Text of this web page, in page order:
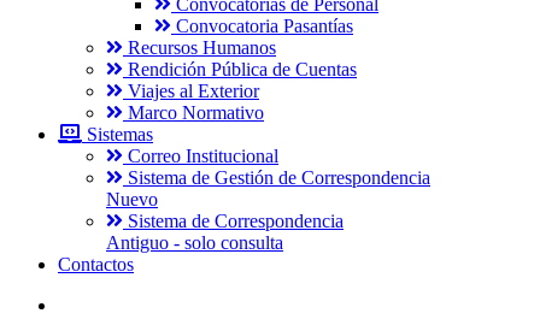
Convocatorias de Personal
Convocatoria Pasantías
Recursos Humanos
Rendición Pública de Cuentas
Viajes al Exterior
Marco Normativo
Sistemas
Correo Institucional
Sistema de Gestión de Correspondencia
Nuevo
Sistema de Correspondencia
Antiguo - solo consulta
Contactos